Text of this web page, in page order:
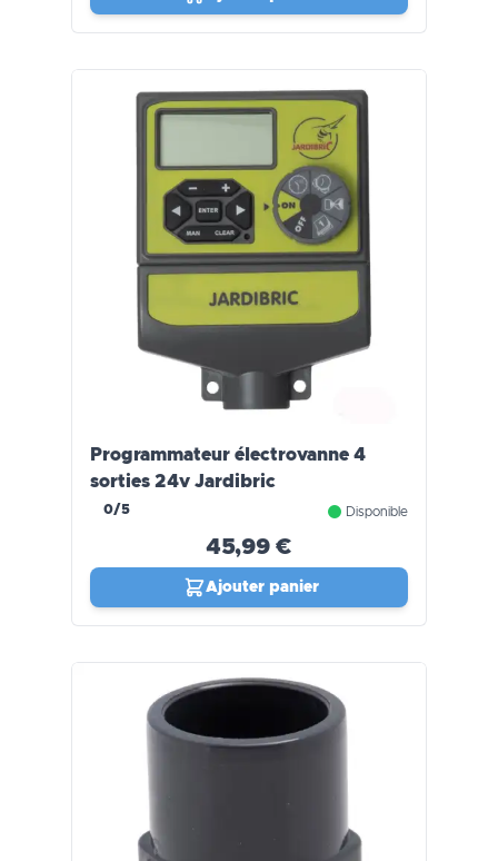
Programmateur électrovanne 4
sorties 24v Jardibric
0/5 Disponible
45,99 €
Ajouter panier